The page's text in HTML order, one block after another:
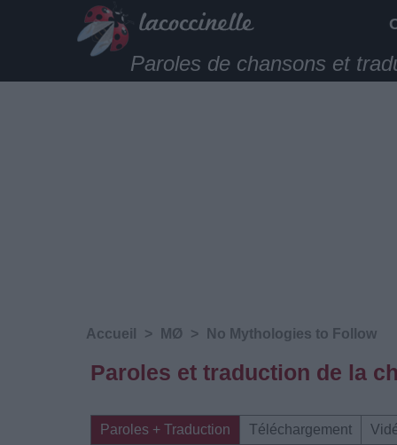
Paroles de chansons et
Accueil > MØ > No Mythologies to Follow
Paroles et traduction de la
Paroles + Traduction Téléchargement